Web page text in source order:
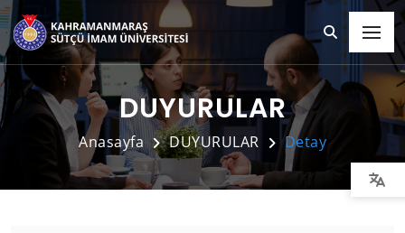
DUYURULAR
Anasayfa DUYURULAR Detay